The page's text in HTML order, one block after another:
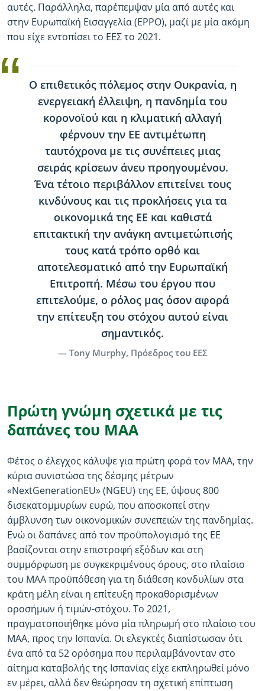
αυτές. Παράλληλα, παρέπεμψαν μία από αυτές και
στην Ευρωπαϊκή Εισαγγελία (EPPO), μαζί με μία ακόμη
που είχε εντοπίσει το ΕΕΣ το 2021.
Ο επιθετικός πόλεμος στην Ουκρανία, η
ενεργειακή έλλειψη, η πανδημία του
κορονοϊού και η κλιματική αλλαγή
φέρνουν την ΕΕ αντιμέτωπη
ταυτόχρονα με τις συνέπειες μιας
σειράς κρίσεων άνευ προηγουμένου.
Ένα τέτοιο περιβάλλον επιτείνει τους
κινδύνους και τις προκλήσεις για τα
οικονομικά της ΕΕ και καθιστά
επιτακτική την ανάγκη αντιμετώπισής
τους κατά τρόπο ορθό και
αποτελεσματικό από την Ευρωπαϊκή
Επιτροπή. Μέσω του έργου που
επιτελούμε, ο ρόλος μας όσον αφορά
την επίτευξη του στόχου αυτού είναι
σημαντικός.
Tony Murphy, Πρόεδρος του ΕΕΣ
Πρώτη γνώμη σχετικά με τις
δαπάνες του ΜΑΑ
Φέτος ο έλεγχος κάλυψε για πρώτη φορά τον ΜΑΑ, την
κύρια συνιστώσα της δέσμης μέτρων
«NextGenerationEU» (NGEU) της ΕΕ, ύψους 800
δισεκατομμυρίων ευρώ, που αποσκοπεί στην
άμβλυνση των οικονομικών συνεπειών της πανδημίας.
Ενώ οι δαπάνες από τον προϋπολογισμό της ΕΕ
βασίζονται στην επιστροφή εξόδων και στη
συμμόρφωση με συγκεκριμένους όρους, στο πλαίσιο
του ΜΑΑ προϋπόθεση για τη διάθεση κονδυλίων στα
κράτη μέλη είναι η επίτευξη προκαθορισμένων
οροσήμων ή τιμών-στόχου. Το 2021,
πραγματοποιήθηκε μόνο μία πληρωμή στο πλαίσιο του
ΜΑΑ, προς την Ισπανία. Οι ελεγκτές διαπίστωσαν ότι
ένα από τα 52 ορόσημα που περιλαμβάνονταν στο
αίτημα καταβολής της Ισπανίας είχε εκπληρωθεί μόνο
εν μέρει, αλλά δεν θεώρησαν τη σχετική επίπτωση